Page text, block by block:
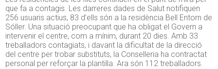
que fa a contagis. Les darreres dades de Salut notifiquen
256 usuaris actius, 83 d’ells són a la residència Bell Entorn de
Sóller. Una situació preocupant que ha obligat el Govern a
intervenir el centre, com a mínim, durant 20 dies. Amb 33
treballadors contagiats, i davant la dificultat de la direcció
del centre per trobar substituts, la Conselleria ha contractat
personal per reforçar la plantilla. Ara són 112 treballadors.